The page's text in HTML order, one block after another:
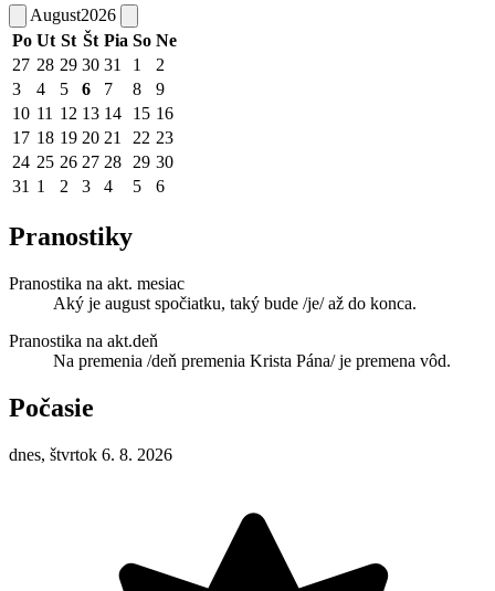
August2026
Po Ut St Št Pia So Ne
27 28 29 30 31 1
2
3
4 5 6 7 8
9
10 11 12 13 14 15 16
17 18 19 20 21 22 23
24 25 26 27 28 29 30
31 1 2 3 4 5 6
Pranostiky
Pranostika na akt. mesiac
Aký je august spočiatku, taký bude /je/ až do konca.
Pranostika na akt.deň
Na premenia /deň premenia Krista Pána/ je premena vôd.
Počasie
dnes, štvrtok 6. 8. 2026